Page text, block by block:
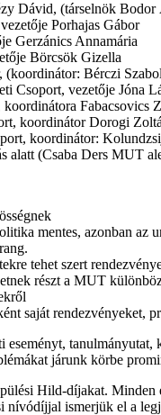
Dávid, (társelnök Bodor
Porhajas Gábor
Gerzánics Annamária
Börcsök Gizella
(koordinátor: Bérczi
Csoport, vezetője Jóna
Fabacsovics
koordinátor Dorogi
koordinátor:
alatt (Csaba Ders MUT
mentes, azonban az
tehet szert
részt a MUT
saját rendezvényeket,
járunk körbe
Hild-díjakat.
nívódíjjal ismerjük el a